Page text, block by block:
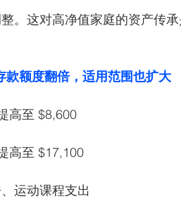
。这对高净值家庭的资产传
款额度翻倍，适用范围也扩大
高至 $8,600
高至 $17,100
运动课程支出